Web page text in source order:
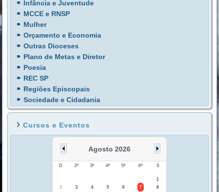
Infância e Juventude
MCCE e RNSP
Mulher
Orçamento e Economia
Outras Dioceses
Plano de Metas e Diretor
Poesia
REC SP
Regiões Episcopais
Sociedade e Cidadania
Cursos e Eventos
Agosto 2026
D 2ª 3ª 4ª 5ª 6ª S
1
2
3 4 5 6 7
8